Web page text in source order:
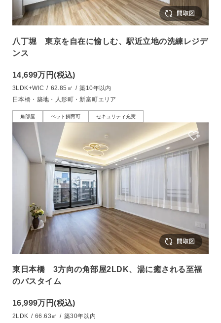
八丁堀 東京を自在に愉しむ、駅近立地の洗練レジデ
ンス
14,699万円(税込)
3LDK+WIC / 62.85㎡ / 築10年以内
日本橋・築地・人形町・新富町エリア
角部屋 ペット飼育可 セキュリティ充実
東日本橋 3方向の角部屋2LDK、湯に癒される至福
のバスタイム
16,999万円(税込)
2LDK / 66.63㎡ / 築30年以内